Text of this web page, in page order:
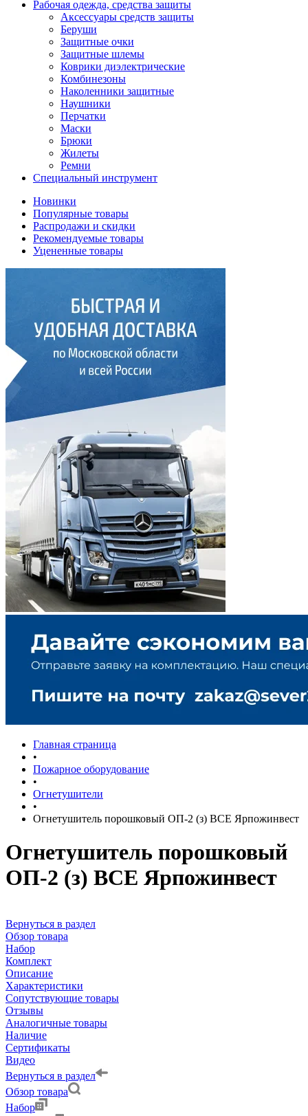
Рабочая одежда, средства защиты
Аксессуары средств защиты
Беруши
Защитные очки
Защитные шлемы
Коврики диэлектрические
Комбинезоны
Наколенники защитные
Наушники
Перчатки
Маски
Брюки
Жилеты
Ремни
Специальный инструмент
Новинки
Популярные товары
Распродажи и скидки
Рекомендуемые товары
Уцененные товары
Главная страница
•
Пожарное оборудование
•
Огнетушители
•
Огнетушитель порошковый ОП-2 (з) ВСЕ Ярпожинвест
Огнетушитель порошковый
ОП-2 (з) ВСЕ Ярпожинвест
Вернуться в раздел
Обзор товара
Набор
Комплект
Описание
Характеристики
Сопутствующие товары
Отзывы
Аналогичные товары
Наличие
Сертификаты
Видео
Вернуться в раздел
Обзор товара
Набор